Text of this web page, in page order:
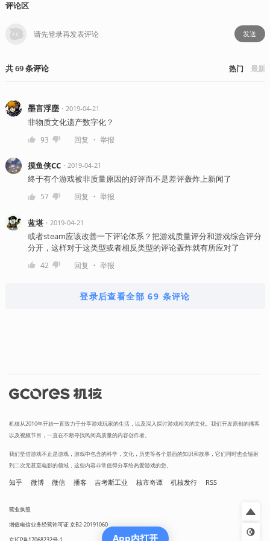
评论区
发送
共69条评论 热门 最新
墨言浮塵・ 2019-04-21
非物质文化遗产数字化？
93 回复 ・ 举报
摸鱼侠CC・ 2019-04-21
终于有个游戏被非质量原因的好评而不是差评轰炸上新闻了
57 回复 ・ 举报
蓝堪・ 2019-04-21
或者steam应该改善一下评论体系？把游戏质量评分和游戏综合评分
分开，这样对于这类型或者相反类型的评论轰炸就有所应对了
42 回复 ・ 举报
登录后查看全部 69 条评论
机核从2010年开始一直致力于分享游戏玩家的生活，以及深入探讨游戏相关的文化。我们开发原创的播客
以及视频节目，一直在不断寻找民间高质量的内容创作者。
我们坚信游戏不止是游戏，游戏中包含的科学，文化，历史等各个层面的知识和故事，它们同时也会辐射
到二次元甚至电影的领域，这些内容非常值得分享给热爱游戏的您。
知乎 微博 微信 播客 吉考斯工业 核市奇谭 机核发行 RSS
营业执照
增值电信业务经营许可证 京B2-20191060
App内打开